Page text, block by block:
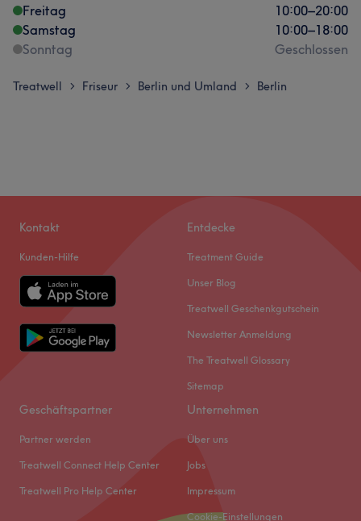
Freitag
10:00–20:00
Samstag
10:00–18:00
Sonntag
Geschlossen
Treatwell > Friseur > Berlin und Umland > Berlin
Kontakt
Kunden-Hilfe
Entdecke
Treatment Guide
Unser Blog
Treatwell Geschenkgutschein
Newsletter Anmeldung
The Treatwell Glossary
Sitemap
Geschäftspartner
Partner werden
Treatwell Connect Help Center
Treatwell Pro Help Center
Unternehmen
Über uns
Jobs
Impressum
Cookie-Einstellungen